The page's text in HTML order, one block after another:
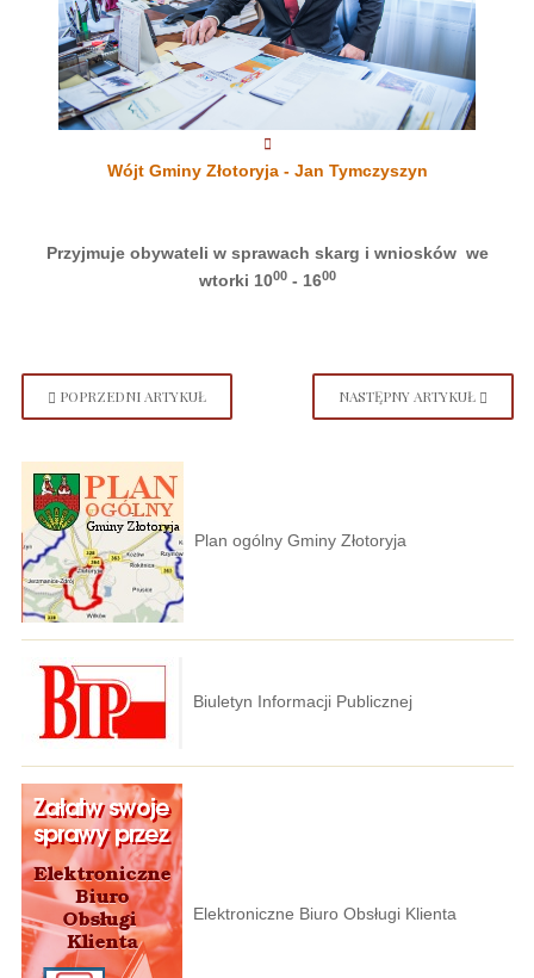
Wójt Gminy Złotoryja - Jan Tymczyszyn
Przyjmuje obywateli w sprawach skarg i wniosków we
wtorki 1000- 1600
POPRZEDNI ARTYKUŁ NASTĘPNY ARTYKUŁ
Plan ogólny Gminy Złotoryja
Biuletyn Informacji Publicznej
Elektroniczne Biuro Obsługi Klienta